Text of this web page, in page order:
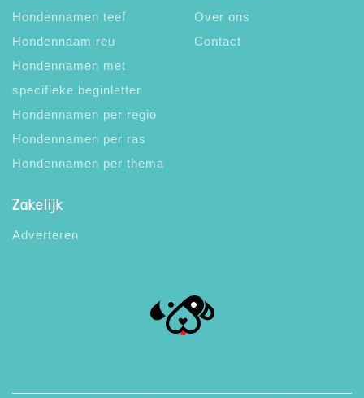
Hondennamen teef
Hondennaam reu
Hondennamen met
specifieke beginletter
Hondennamen per regio
Hondennamen per ras
Hondennamen per thema
Over ons
Contact
Zakelijk
Adverteren